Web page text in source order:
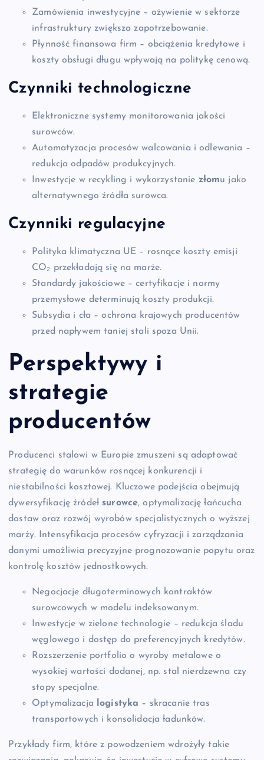
Zamówienia inwestycyjne – ożywienie w sektorze
infrastruktury zwiększa zapotrzebowanie.
Płynność finansowa firm – obciążenia kredytowe i
koszty obsługi długu wpływają na politykę cenową.
Czynniki technologiczne
Elektroniczne systemy monitorowania jakości
surowców.
Automatyzacja procesów walcowania i odlewania –
redukcja odpadów produkcyjnych.
Inwestycje w recykling i wykorzystanie złomu jako
alternatywnego źródła surowca.
Czynniki regulacyjne
Polityka klimatyczna UE – rosnące koszty emisji
CO₂ przekładają się na marże.
Standardy jakościowe – certyfikacje i normy
przemysłowe determinują koszty produkcji.
Subsydia i cła – ochrona krajowych producentów
przed napływem taniej stali spoza Unii.
Perspektywy i
strategie
producentów
Producenci stalowi w Europie zmuszeni są adaptować
strategię do warunków rosnącej konkurencji i
niestabilności kosztowej. Kluczowe podejścia obejmują
dywersyfikację źródeł surowce, optymalizację łańcucha
dostaw oraz rozwój wyrobów specjalistycznych o wyższej
marży. Intensyfikacja procesów cyfryzacji i zarządzania
danymi umożliwia precyzyjne prognozowanie popytu oraz
kontrolę kosztów jednostkowych.
Negocjacje długoterminowych kontraktów
surowcowych w modelu indeksowanym.
Inwestycje w zielone technologie – redukcja śladu
węglowego i dostęp do preferencyjnych kredytów.
Rozszerzenie portfolio o wyroby metalowe o
wysokiej wartości dodanej, np. stal nierdzewna czy
stopy specjalne.
Optymalizacja
logistyka – skracanie tras
transportowych i konsolidacja ładunków.
Przykłady firm, które z powodzeniem wdrożyły takie